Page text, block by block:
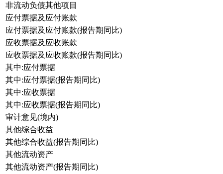
非流动负债其他项目
应付票据及应付账款
应付票据及应付账款(报告期同比)
应收票据及应收账款
应收票据及应收账款(报告期同比)
其中:应付票据
其中:应付票据(报告期同比)
其中:应收票据
其中:应收票据(报告期同比)
审计意见(境内)
其他综合收益
其他综合收益(报告期同比)
其他流动资产
其他流动资产(报告期同比)